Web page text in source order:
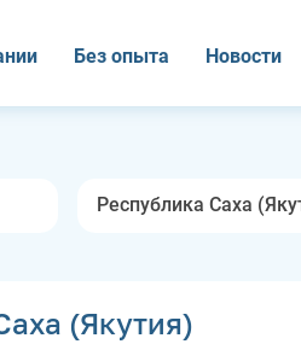
Без опыта Новости
Республика Саха
(Якутия)